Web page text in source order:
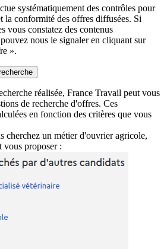
systématiquement des contrôles pour
la conformité des offres diffusées. Si
vous constatez des contenus
nous le signaler en cliquant sur
».
réalisée, France Travail peut vous
de recherche d'offres. Ces
en fonction des critères que vous
cherchez un métier d'ouvrier agricole,
vous proposer :